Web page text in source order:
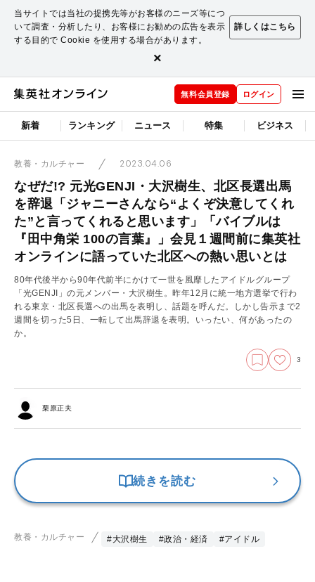
当サイトでは当社の提携先等がお客様のニーズ等につ
いて調査・分析したり、お客様にお勧めの広告を表示
する目的で Cookie を使用する場合があります。
詳しくはこちら
×
無料会員登録 ログイン
新着 ランキング ニュース 特集 ビジネス
教養・カルチャー 2023.04.06
なぜだ!? 元光GENJI・大沢樹生、北区長選出馬
を辞退「ジャニーさんなら“よくぞ決意してくれ
た”と言ってくれると思います」「バイブルは
『田中角栄 100の言葉』」会見１週間前に集英社
オンラインに語っていた北区への熱い思いとは
80年代後半から90年代前半にかけて一世を風靡したアイドルグループ
「光GENJI」の元メンバー・大沢樹生。昨年12月に統一地方選挙で行わ
れる東京・北区長選への出馬を表明し、話題を呼んだ。しかし告示まで2
週間を切った5日、一転して出馬辞退を表明。いったい、何があったの
か。
3
栗原正夫
続きを読む
教養・カルチャー #大沢樹生 #政治・経済 #アイドル